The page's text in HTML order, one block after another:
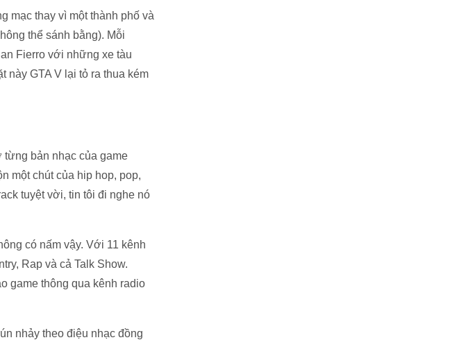
mạc thay vì một thành phố và
thể sánh bằng). Mỗi
Fierro với những xe tàu
này GTA V lại tỏ ra thua kém
bản nhạc của game
một chút của hip hop, pop,
tuyệt vời, tin tôi đi nghe nó
có nấm vậy. Với 11 kênh
Rap và cả Talk Show.
game thông qua kênh radio
nhảy theo điệu nhạc đồng